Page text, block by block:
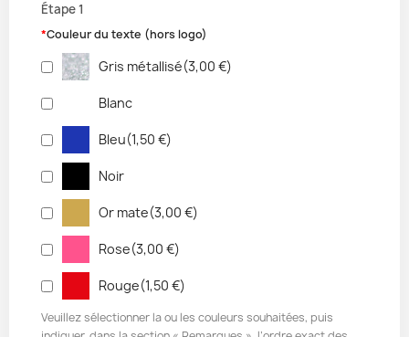
Étape 1
*Couleur du texte (hors logo)
Gris métallisé(3,00 €)
Blanc
Bleu(1,50 €)
Noir
Or mate(3,00 €)
Rose(3,00 €)
Rouge(1,50 €)
Veuillez sélectionner la ou les couleurs souhaitées, puis